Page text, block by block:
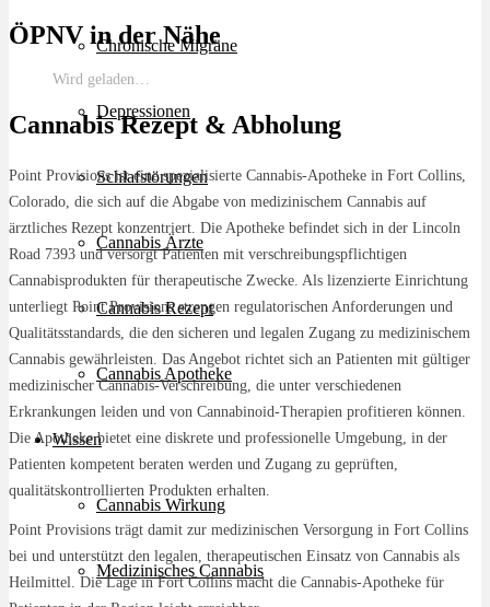
Chronische Migräne
Depressionen
Schlafstörungen
Cannabis Ärzte
Cannabis Rezept
Cannabis Apotheke
Wissen
Cannabis Wirkung
Medizinisches Cannabis
ÖPNV in der Nähe
Wird geladen…
Cannabis Rezept & Abholung
Point Provisions ist eine spezialisierte Cannabis-Apotheke in Fort Collins,
Colorado, die sich auf die Abgabe von medizinischem Cannabis auf
ärztliches Rezept konzentriert. Die Apotheke befindet sich in der Lincoln
Road 7393 und versorgt Patienten mit verschreibungspflichtigen
Cannabisprodukten für therapeutische Zwecke. Als lizenzierte Einrichtung
unterliegt Point Provisions strengen regulatorischen Anforderungen und
Qualitätsstandards, die den sicheren und legalen Zugang zu medizinischem
Cannabis gewährleisten. Das Angebot richtet sich an Patienten mit gültiger
medizinischer Cannabis-Verschreibung, die unter verschiedenen
Erkrankungen leiden und von Cannabinoid-Therapien profitieren können.
Die Apotheke bietet eine diskrete und professionelle Umgebung, in der
Patienten kompetent beraten werden und Zugang zu geprüften,
qualitätskontrollierten Produkten erhalten.
Point Provisions trägt damit zur medizinischen Versorgung in Fort Collins
bei und unterstützt den legalen, therapeutischen Einsatz von Cannabis als
Heilmittel. Die Lage in Fort Collins macht die Cannabis-Apotheke für